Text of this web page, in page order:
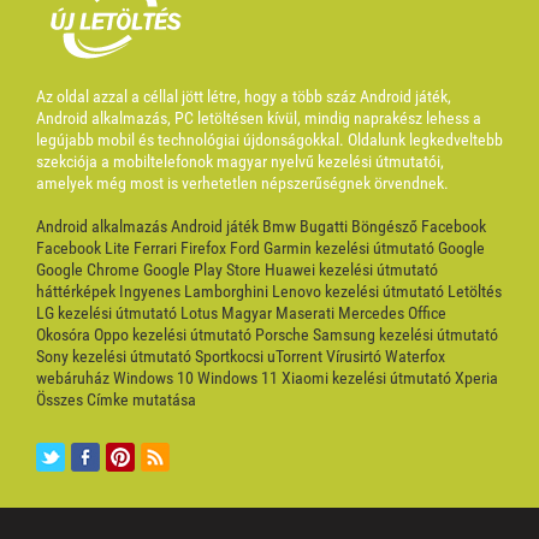
Az oldal azzal a céllal jött létre, hogy a több száz Android játék,
Android alkalmazás, PC letöltésen kívül, mindig naprakész lehess a
legújabb mobil és technológiai újdonságokkal. Oldalunk legkedveltebb
szekciója a mobiltelefonok magyar nyelvű kezelési útmutatói,
amelyek még most is verhetetlen népszerűségnek örvendnek.
Android alkalmazásAndroid játék Bmw Bugatti Böngésző Facebook
Facebook Lite Ferrari Firefox Ford Garmin kezelési útmutatóGoogle
Google Chrome Google Play Store Huawei kezelési útmutató
háttérképek Ingyenes Lamborghini Lenovo kezelési útmutató Letöltés
LG kezelési útmutató Lotus Magyar Maserati Mercedes Office
Okosóra Oppo kezelési útmutató Porsche Samsung kezelési útmutató
Sony kezelési útmutatóSportkocsi uTorrentVírusirtóWaterfox
webáruházWindows 10 Windows 11 Xiaomi kezelési útmutatóXperia
Összes Címke mutatása